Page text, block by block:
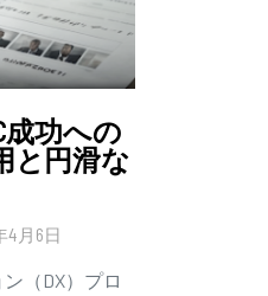
成功への
と円滑な
4月6日
（DX）プロ